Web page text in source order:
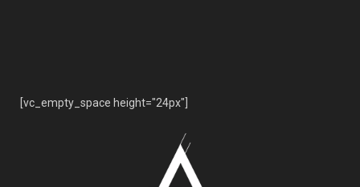
[vc_empty_space height="24px"]